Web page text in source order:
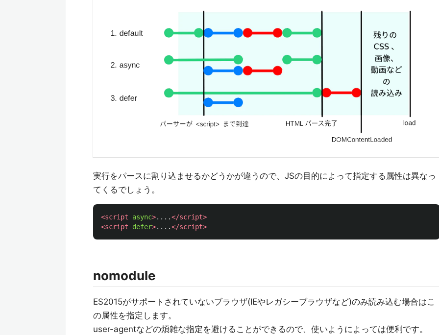
実行をパースに割り込ませるかどうかが違うので、JSの目的によって指定する属性は異なっ
てくるでしょう。
<script async>....</script>
<script defer>....</script>
nomodule
ES2015がサポートされていないブラウザ(IEやレガシーブラウザなど)のみ読み込む場合はこ
の属性を指定します。
user-agentなどの煩雑な指定を避けることができるので、使いようによっては便利です。